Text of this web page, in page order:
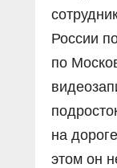
России
по
на
этом он